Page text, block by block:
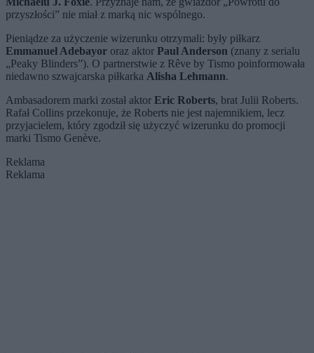
przyszłości” nie miał z marką nic wspólnego.
Pieniądze za użyczenie wizerunku otrzymali: były piłkarz
Emmanuel Adebayor oraz aktor Paul Anderson (znany z serialu
„Peaky Blinders”). O partnerstwie z Rêve by Tismo poinformowała
niedawno szwajcarska piłkarka Alisha Lehmann.
Ambasadorem marki został aktor Eric Roberts, brat Julii Roberts.
Rafał Collins przekonuje, że Roberts nie jest najemnikiem, lecz
przyjacielem, który zgodził się użyczyć wizerunku do promocji
marki Tismo Genève.
Reklama
Reklama